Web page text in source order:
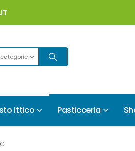
Ittico Pasticceria